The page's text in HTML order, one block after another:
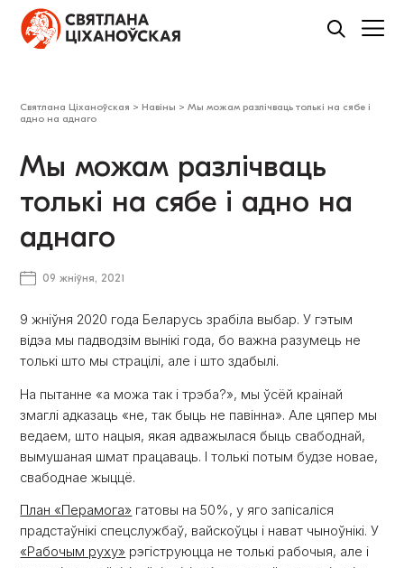
Святлана Ціханоўская > Навіны >Мы можам разлічваць толькі на сябе і
адно на аднаго
Мы можам разлічваць
толькі на сябе і адно на
аднаго
09 жніўня, 2021
9 жніўня 2020 года Беларусь зрабіла выбар. У гэтым
відэа мы падводзім вынікі года, бо важна разумець не
толькі што мы страцілі, але і што здабылі.
На пытанне «а можа так і трэба?», мы ўсёй краінай
змаглі адказаць «не, так быць не павінна». Але цяпер мы
ведаем, што нацыя, якая адважылася быць свабоднай,
вымушаная шмат працаваць. І толькі потым будзе новае,
свабоднае жыццё.
План «Перамога» гатовы на 50%, у яго запісаліся
прадстаўнікі спецслужбаў, вайскоўцы і нават чыноўнікі. У
«Рабочым руху» рэгіструюцца не толькі рабочыя, але і